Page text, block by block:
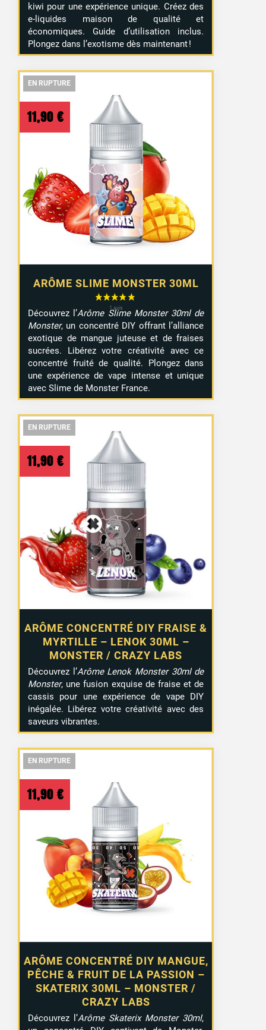
kiwi pour une expérience unique. Créez des
e-liquides maison de qualité et
économiques. Guide d’utilisation inclus.
Plongez dans l’exotisme dès maintenant !
EN RUPTURE
EN RUPTURE
ARÔME SLIME MONSTER 30ML
11,90 €
Découvrez l’Arôme Slime Monster 30ml de
Monster, un concentré DIY offrant l’alliance
exotique de mangue juteuse et de fraises
sucrées. Libérez votre créativité avec ce
concentré fruité de qualité. Plongez dans
une expérience de vape intense et unique
avec Slime de Monster France.
EN RUPTURE
EN RUPTURE
EN RUPTURE
ARÔME CONCENTRÉ DIY FRAISE &
MYRTILLE – LENOK 30ML –
MONSTER / CRAZY LABS
11,90 €
Découvrez l’Arôme Lenok Monster 30ml de
Monster, une fusion exquise de fraise et de
cassis pour une expérience de vape DIY
inégalée. Libérez votre créativité avec des
saveurs vibrantes.
EN RUPTURE
EN RUPTURE
EN RUPTURE
ARÔME CONCENTRÉ DIY MANGUE,
PÊCHE & FRUIT DE LA PASSION –
SKATERIX 30ML – MONSTER /
CRAZY LABS
11,90 €
Découvrez l’Arôme Skaterix Monster 30ml,
EN RUPTURE